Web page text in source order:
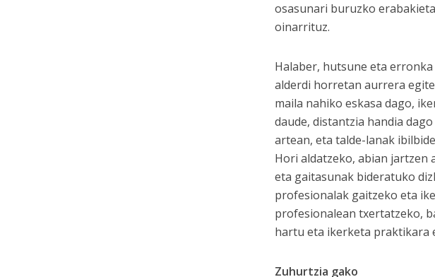
osasunari buruzko
oinarrituz.
Halaber, hutsune eta
alderdi horretan aurrera
maila nahiko eskasa dago,
daude, distantzia handia
artean, eta talde-lanak
Hori aldatzeko, abian
eta gaitasunak bideratuko
profesionalak gaitzeko eta
profesionalean txertatzeko,
hartu eta ikerketa praktikara
Zuhurtzia gako